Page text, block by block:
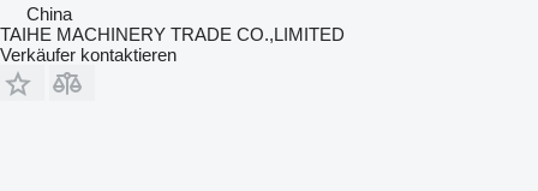
China
TAIHE MACHINERY TRADE CO.,LIMITED
Verkäufer kontaktieren